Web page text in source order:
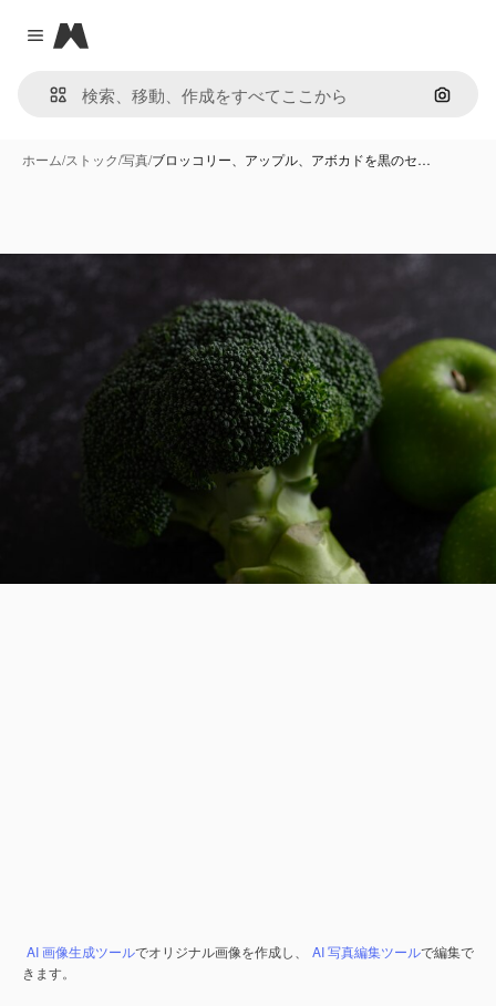
Close menu
Magnific
画像で
ホーム/ストック/写真/ブロッコリー、アップル、アボカドを黒のセ…
AI 画像生成ツールでオリジナル画像を作成し、 AI 写真編集ツールで編集で
きます。